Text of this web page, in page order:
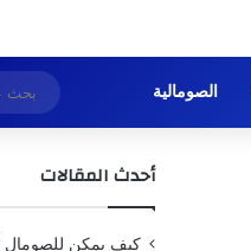
الصومالية
أحدث المقالات
كيف يمكن للصومال